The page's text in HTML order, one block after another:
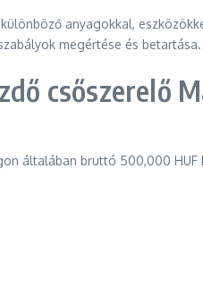
anyagokkal,
megértése és betartása.
csőszerelő
általában bruttó 500,000